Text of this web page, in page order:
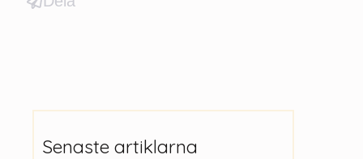
Senaste artiklarna